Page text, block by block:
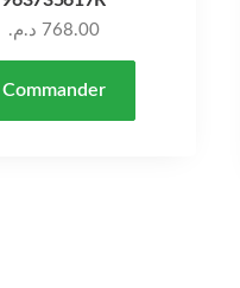
768.00 د.م.
Commander